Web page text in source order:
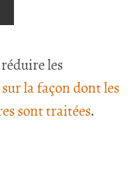
les
la façon dont les
sont traitées.